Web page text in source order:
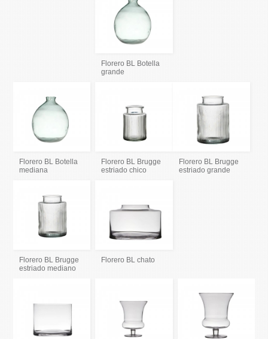
Florero BL Botella
grande
Florero BL Botella
mediana
Florero BL Brugge
estriado chico
Florero BL Brugge
estriado grande
Florero BL Brugge
estriado mediano
Florero BL chato